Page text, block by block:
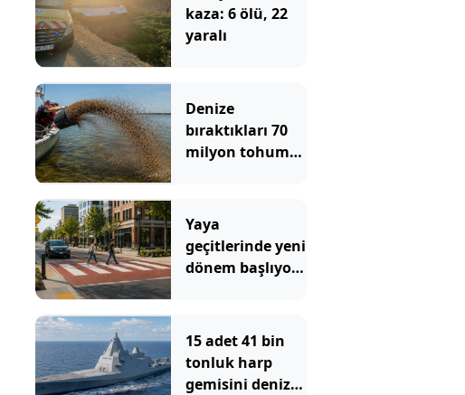
kaza: 6 ölü, 22
yaralı
Denize
bıraktıkları 70
milyon tohum
Yaya
geçitlerinde yeni
dönem başlıyor:
yapamayacak
15 adet 41 bin
tonluk harp
gemisini denize